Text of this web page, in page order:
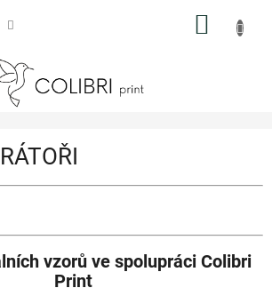
vzorů ve spolupráci Colibri
Print